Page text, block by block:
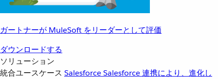
ガートナーが MuleSoft をリーダーとして評価
ダウンロードする
ソリューション
統合ユースケース SalesforceSalesforce 連携により、進化し